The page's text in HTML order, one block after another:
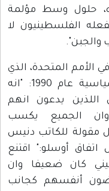
حلول وسط مؤلمة
الفلسطينيون لا
والجبن".
المتحدة، الذي
كان مشاركا في المفاوضات السياسية عام 1990: "انه
يدعون انهم
الجميع يكسب
مقولة للكاتب دنيس
أوسلو:" اقتنع
كان ضعيفا وان
أنفسهم كجانب